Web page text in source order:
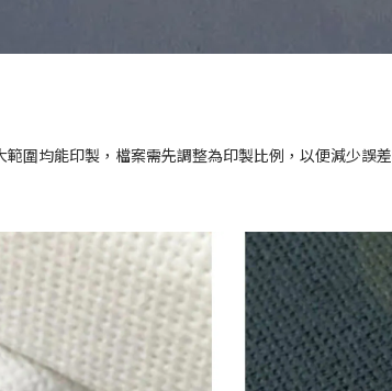
範圍均能印製，檔案需先調整為印製比例，以便減少誤差